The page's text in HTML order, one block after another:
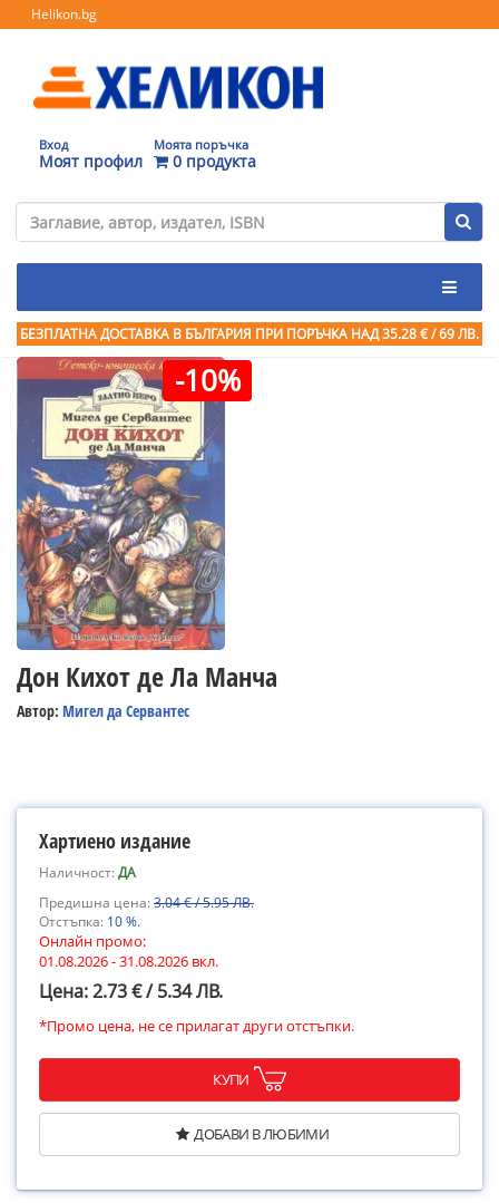
Helikon.bg
Вход
Моят профил
Моята поръчка
0 продукта
БЕЗПЛАТНА ДОСТАВКА В БЪЛГАРИЯ ПРИ ПОРЪЧКА НАД 35.28 € / 69 ЛВ.
-10%
Дон Кихот де Ла Манча
Автор: Мигел да Сервантес
Хартиено издание
Наличност:ДА
Предишна цена:3.04 € / 5.95 ЛВ.
Отстъпка: 10 %.
Онлайн промо:
01.08.2026 - 31.08.2026 вкл.
Цена: 2.73 € / 5.34 ЛВ.
*Промо цена, не се прилагат други отстъпки.
КУПИ
ДОБАВИ В ЛЮБИМИ